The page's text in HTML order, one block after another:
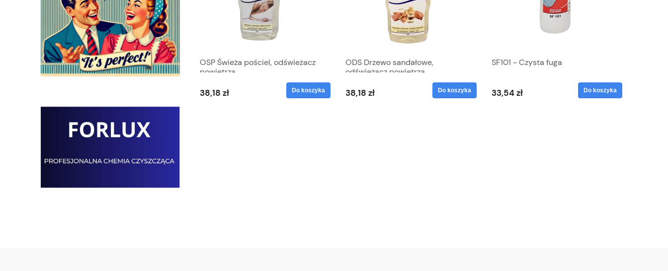
OSP Świeża pościel, odświeżacz
powietrza
38,18 zł Do koszyka
ODS Drzewo sandałowe,
odświeżacz powietrza
38,18 zł Do koszyka
SF101 - Czysta fuga
33,54 zł Do koszyka